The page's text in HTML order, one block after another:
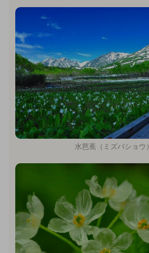
水芭蕉（ミズバショウ）